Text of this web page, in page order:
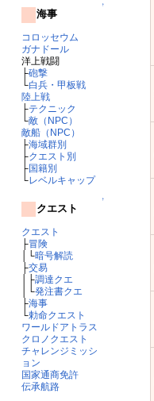
↑
海事
コロッセウム
ガナドール
洋上戦闘
├砲撃
└白兵・甲板戦
陸上戦
├テクニック
└敵（NPC）
敵船（NPC）
├海域群別
├クエスト別
├国籍別
└レベルキャップ
↑
クエスト
クエスト
├冒険
│└暗号解読
├交易
│├調達クエ
│└発注書クエ
├海事
└勅命クエスト
ワールドアトラス
クロノクエスト
チャレンジミッシ
ョン
国家通商免許
伝承航路